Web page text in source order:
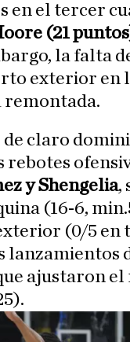
en el tercer
(21
la falta
exterior en
claro
rebotes
y Shengelia,
(16-6,
(0/5 en
lanzamientos
ajustaron